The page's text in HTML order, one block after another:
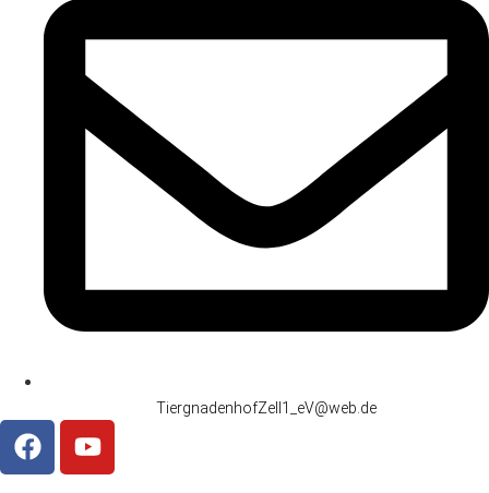
TiergnadenhofZell1_eV@web.de